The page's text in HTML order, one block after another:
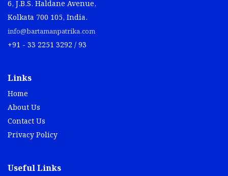
6, J.B.S. Haldane Avenue,
Kolkata 700 105, India.
info@bartamanpatrika.com
+91 - 33 2251 3292 / 93
Links
Home
About Us
Contact Us
Privacy Policy
Useful Links